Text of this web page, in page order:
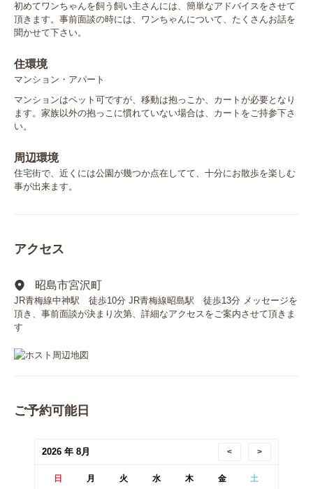
初めてワンちゃんを飼う飼い主さんには、簡単なアドバイスをさせて
頂きます。事前面談の時には、ワンちゃんについて、たくさんお話を
聞かせて下さい。
住環境
マンション・アパート
マンションはペット可ですが、移動は抱っこか、カートが必要となり
ます。家族以外の抱っこに慣れていない場合は、カートをご持参下さ
い。
周辺環境
住宅街で、近くには公園が幾つか点在してて、十分にお散歩を楽しむ
事が出来ます。
アクセス
昭島市宮沢町
JR青梅線中神駅 徒歩10分 JR青梅線昭島駅 徒歩13分 メッセージを
頂き、事前面談が決まり次第、詳細なアクセスをご案内させて頂きま
す
ご予約可能日
2026 年 8月 < >
日 月 火 水 木 金 土